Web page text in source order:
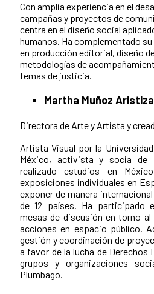
Con amplia experiencia en el
campañas y proyectos de
centra en el diseño social
humanos. Ha complementado
en producción editorial, diseño
metodologías de
temas de justicia.
Martha Muñoz
Directora de Arte y Artista y
Artista Visual por la
México, activista y socia de
realizado estudios en
exposiciones individuales en
exponer de manera
de 12 países. Ha participado
mesas de discusión en torno
acciones en espacio público.
gestión y coordinación de
a favor de la lucha de Derechos
grupos y organizaciones
Plumbago.